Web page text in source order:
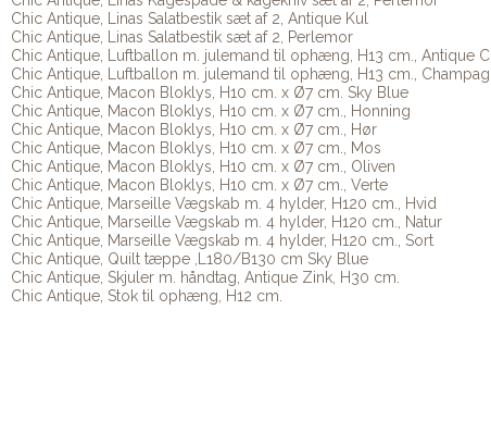
Chic Antique, Linas Salatbestik sæt af 2, Antique Kul
Chic Antique, Linas Salatbestik sæt af 2, Perlemor
Chic Antique, Luftballon m. julemand til ophæng, H13 cm., Antique
Chic Antique, Luftballon m. julemand til ophæng, H13 cm.,
Chic Antique, Macon Bloklys, H10 cm. x Ø7 cm. Sky Blue
Chic Antique, Macon Bloklys, H10 cm. x Ø7 cm., Honning
Chic Antique, Macon Bloklys, H10 cm. x Ø7 cm., Hør
Chic Antique, Macon Bloklys, H10 cm. x Ø7 cm., Mos
Chic Antique, Macon Bloklys, H10 cm. x Ø7 cm., Oliven
Chic Antique, Macon Bloklys, H10 cm. x Ø7 cm., Verte
Chic Antique, Marseille Vægskab m. 4 hylder, H120 cm., Hvid
Chic Antique, Marseille Vægskab m. 4 hylder, H120 cm., Natur
Chic Antique, Marseille Vægskab m. 4 hylder, H120 cm., Sort
Chic Antique, Quilt tæppe ,L180/B130 cm Sky Blue
Chic Antique, Skjuler m. håndtag, Antique Zink, H30 cm.
Chic Antique, Stok til ophæng, H12 cm.